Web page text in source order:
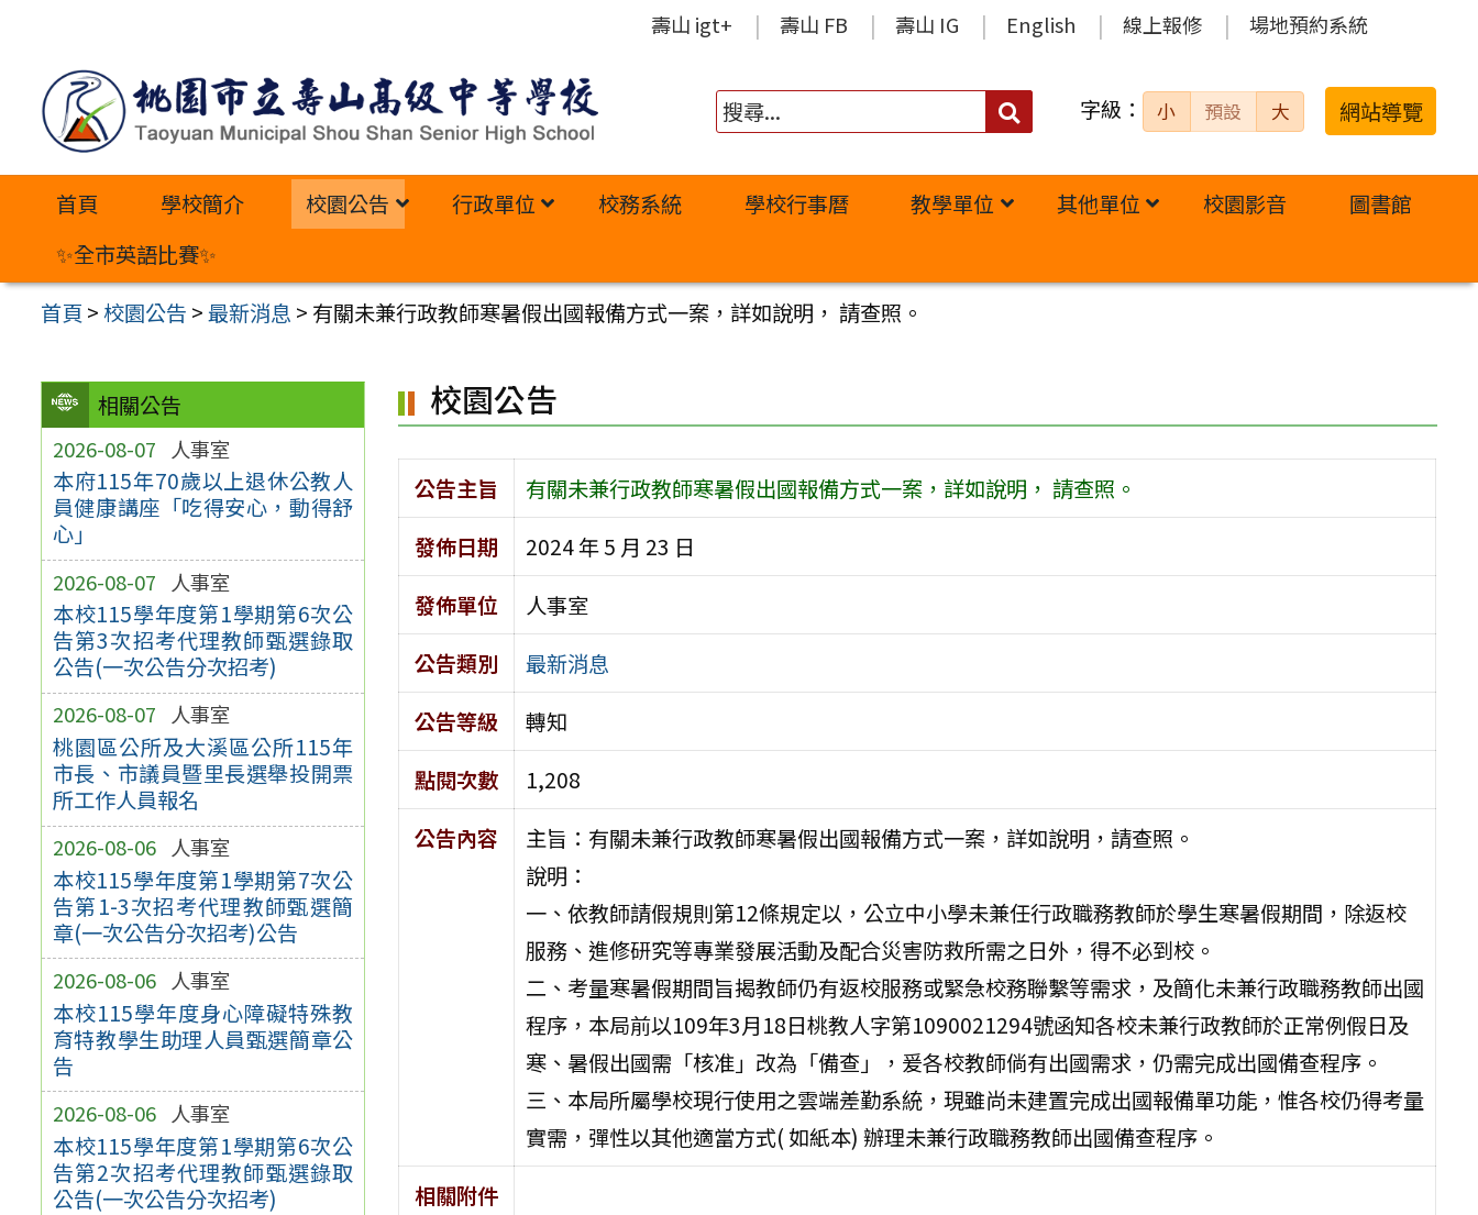
內
壽山 igt+ 壽山 FB 壽山 IG English 線上報修 場地預約系統
搜
字級： 小 預設 大 網站導覽
首頁 學校簡介 校園公告 行政單位 校務系統 學校行事曆 教學單位 其他單位 校園影音
圖書館
✨全市英語比賽✨
首頁 >校園公告 >最新消息 > 有關未兼行政教師寒暑假出國報備方式一案，詳如說明， 請查照。
相關公告
2026-08-07 人事室
本府115年70歲以上退休公教人
員健康講座「吃得安心，動得舒
心」
2026-08-07 人事室
本校115學年度第1學期第6次公
告第3次招考代理教師甄選錄取
公告(一次公告分次招考)
2026-08-07 人事室
桃園區公所及大溪區公所115年
市長、市議員暨里長選舉投開票
所工作人員報名
2026-08-06 人事室
本校115學年度第1學期第7次公
告第1-3次招考代理教師甄選簡
章(一次公告分次招考)公告
2026-08-06 人事室
本校115學年度身心障礙特殊教
育特教學生助理人員甄選簡章公
告
2026-08-06 人事室
本校115學年度第1學期第6次公
告第2次招考代理教師甄選錄取
公告(一次公告分次招考)
校園公告
公告主旨
有關未兼行政教師寒暑假出國報備方式一案，詳如說明， 請查照。
發佈日期
2024 年 5 月 23 日
發佈單位
人事室
公告類別
最新消息
公告等級
轉知
點閱次數
1,208
公告內容
主旨：有關未兼行政教師寒暑假出國報備方式一案，詳如說明，請查照。
說明：
一、依教師請假規則第12條規定以，公立中小學未兼任行政職務教師於學生寒暑假期間，除返校
服務、進修研究等專業發展活動及配合災害防救所需之日外，得不必到校。
二、考量寒暑假期間旨揭教師仍有返校服務或緊急校務聯繫等需求，及簡化未兼行政職務教師出國
程序，本局前以109年3月18日桃教人字第1090021294號函知各校未兼行政教師於正常例假日及
寒、暑假出國需「核准」改為「備查」，爰各校教師倘有出國需求，仍需完成出國備查程序。
三、本局所屬學校現行使用之雲端差勤系統，現雖尚未建置完成出國報備單功能，惟各校仍得考量
實需，彈性以其他適當方式( 如紙本) 辦理未兼行政職務教師出國備查程序。
相關附件